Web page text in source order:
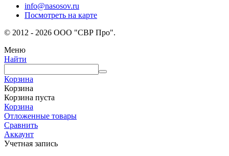
info@nasosov.ru
Посмотреть на карте
© 2012 - 2026 ООО "СВР Про".
Меню
Найти
Корзина
Корзина
Корзина пуста
Корзина
Отложенные товары
Сравнить
Аккаунт
Учетная запись